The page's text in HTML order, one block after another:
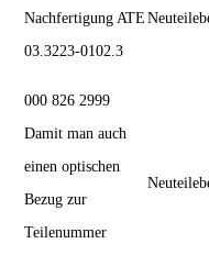
Nachfertigung ATE
03.3223-0102.3
000 826 2999
Damit man auch
einen optischen
Bezug zur
Teilenummer